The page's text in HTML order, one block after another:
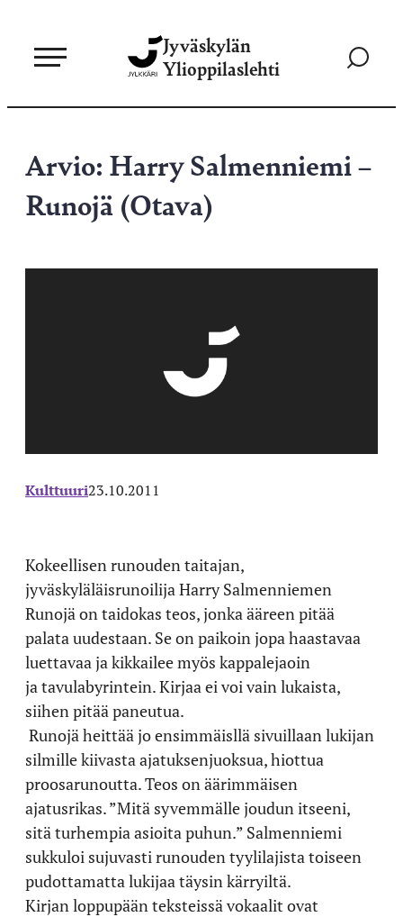
sisältöön
Jyväskylän
Ylioppilaslehti
Siirry
Arvio: Harry Salmenniemi –
Runojä (Otava)
Kulttuuri23.10.2011
Kokeellisen runouden taitajan,
jyväskyläläisrunoilija Harry Salmenniemen
Runojä on taidokas teos, jonka ääreen pitää
palata uudestaan. Se on paikoin jopa haastavaa
luettavaa ja kikkailee myös kappalejaoin
ja tavulabyrintein. Kirjaa ei voi vain lukaista,
siihen pitää paneutua.
Runojä heittää jo ensimmäisllä sivuillaan lukijan
silmille kiivasta ajatuksenjuoksua, hiottua
proosarunoutta. Teos on äärimmäisen
ajatusrikas. ”Mitä syvemmälle joudun itseeni,
sitä turhempia asioita puhun.” Salmenniemi
sukkuloi sujuvasti runouden tyylilajista toiseen
pudottamatta lukijaa täysin kärryiltä.
Kirjan loppupään teksteissä vokaalit ovat